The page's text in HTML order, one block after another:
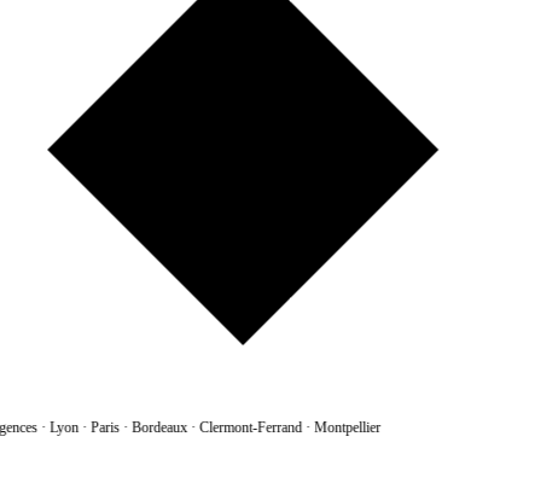
·Lyon · Paris · Bordeaux · Clermont-Ferrand · Montpellier